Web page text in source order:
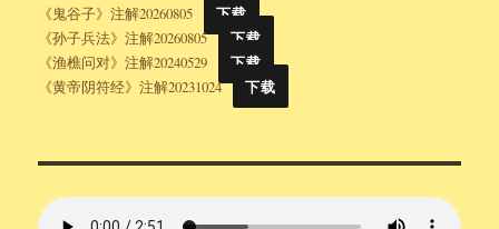
《鬼谷子》注解20260805
下载
《孙子兵法》注解20260805
下载
《渔樵问对》注解20240529
下载
《黄帝阴符经》注解20231024
下载